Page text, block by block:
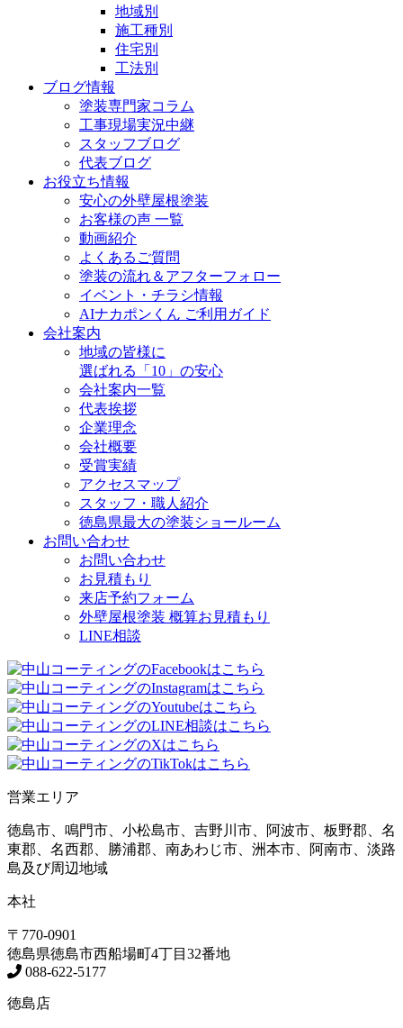
地域別
施工種別
住宅別
工法別
ブログ情報
塗装専門家コラム
工事現場実況中継
スタッフブログ
代表ブログ
お役立ち情報
安心の外壁屋根塗装
お客様の声 一覧
動画紹介
よくあるご質問
塗装の流れ＆アフターフォロー
イベント・チラシ情報
AIナカポンくん ご利用ガイド
会社案内
地域の皆様に
選ばれる「10」の安心
会社案内一覧
代表挨拶
企業理念
会社概要
受賞実績
アクセスマップ
スタッフ・職人紹介
徳島県最大の塗装ショールーム
お問い合わせ
お問い合わせ
お見積もり
来店予約フォーム
外壁屋根塗装 概算お見積もり
LINE相談
営業エリア
徳島市、鳴門市、小松島市、吉野川市、阿波市、板野郡、名
東郡、名西郡、勝浦郡、南あわじ市、洲本市、阿南市、淡路
島及び周辺地域
本社
〒770-0901
徳島県徳島市西船場町4丁目32番地
088-622-5177
徳島店